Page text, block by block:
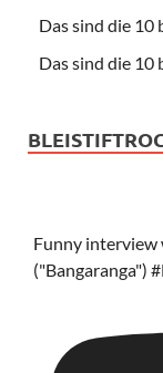
Das sind die 10
Das sind die 10
Funny
("Bangaranga")